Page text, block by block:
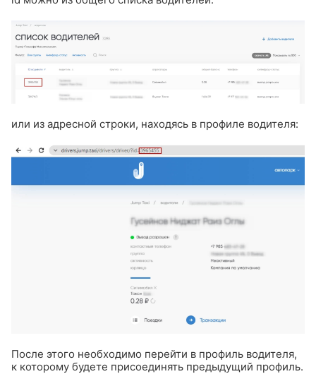
или из адресной строки, находясь в профиле водителя:
После этого необходимо перейти в профиль водителя,
к которому будете присоединять предыдущий профиль.